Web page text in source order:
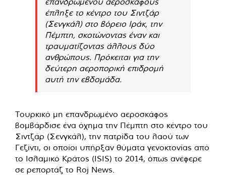
έπληξε το κέντρο του Σιντζάρ
(Σενγκάλ) στο βόρειο Ιράκ, την
Πέμπτη, σκοτώνοντας έναν και
τραυματίζοντας άλλους δύο
ανθρώπους. Πρόκειται για την
δεύτερη αεροπορική επιδρομή
αυτή την εβδομάδα.
Τουρκικό μη επανδρωμένο αεροσκάφος
βομβάρδισε ένα όχημα την Πέμπτη στο κέντρο του
Σιντζάρ (Σενγκάλ), την πατρίδα του λαού των
Γεζίντι, οι οποίοι υπήρξαν θύματα γενοκτονίας από
το Ισλαμικό Κράτος (ISIS) το 2014, όπως ανέφερε
σε ρεπορτάζ το Roj News.